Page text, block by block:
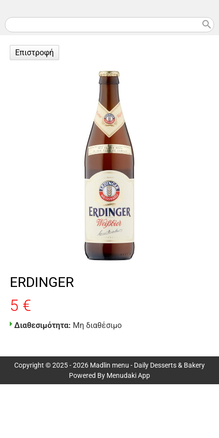
search
Επιστροφή
ERDINGER
5 €
Διαθεσιμότητα: Μη διαθέσιμο
Copyright © 2025 - 2026 Madlin menu - Daily Desserts & Bakery
Powered By Menudaki App